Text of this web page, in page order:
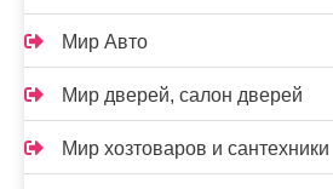
Мир Авто
Мир дверей, салон дверей
Мир хозтоваров и сантехники